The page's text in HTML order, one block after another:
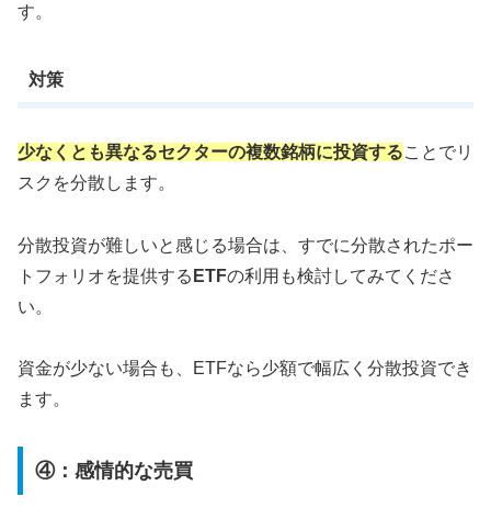
す。
対策
少なくとも異なるセクターの複数銘柄に投資することでリ
スクを分散します。
分散投資が難しいと感じる場合は、すでに分散されたポー
トフォリオを提供する ETFの利用も検討してみてくださ
い。
資金が少ない場合も、ETFなら少額で幅広く分散投資でき
ます。
④：感情的な売買